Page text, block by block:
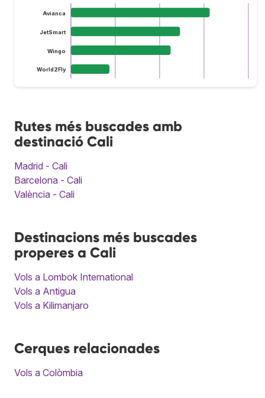
Avianca
JetSmart
Wingo
World2Fly
Rutes més buscades amb
destinació Cali
Madrid - Cali
Barcelona - Cali
València - Cali
Destinacions més buscades
properes a Cali
Vols a Lombok International
Vols a Antigua
Vols a Kilimanjaro
Cerques relacionades
Vols a Colòmbia